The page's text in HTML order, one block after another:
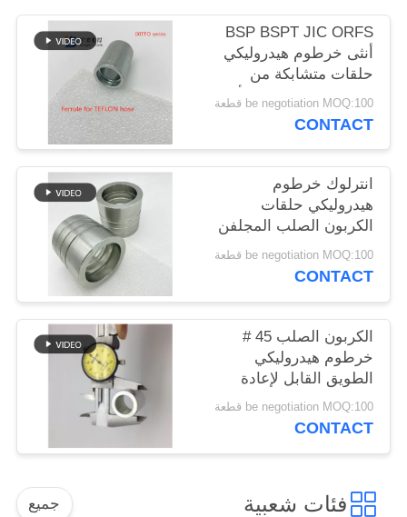
POLICY
BSP BSPT JIC ORFS
أنثى خرطوم هيدروليكي
حلقات متشابكة من
الفولاذ المقاوم للصدأ
be negotiation MOQ:100 قطعة
CONTACT
انترلوك خرطوم
هيدروليكي حلقات
الكربون الصلب المجلفن
الضغط العالي
be negotiation MOQ:100 قطعة
CONTACT
الكربون الصلب 45 #
خرطوم هيدروليكي
الطويق القابل لإعادة
الاستخدام BSP القياسي
حسب الطلب
be negotiation MOQ:100 قطعة
CONTACT
فئات شعبية جميع